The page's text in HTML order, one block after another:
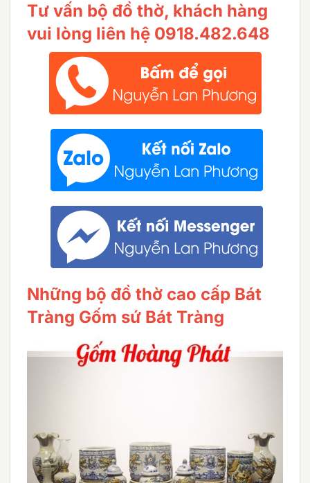
Tư vấn bộ đồ thờ, khách hàng
vui lòng liên hệ 0918.482.648
Những bộ đồ thờ cao cấp Bát
Tràng Gốm sứ Bát Tràng